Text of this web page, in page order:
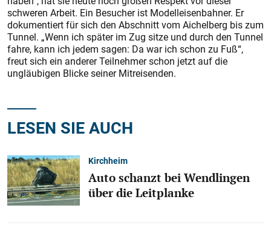
schweren Arbeit. Ein Besucher ist Modelleisenbahner. Er
dokumentiert für sich den Abschnitt vom Aichelberg bis zum
Tunnel. „Wenn ich später im Zug sitze und durch den Tunnel
fahre, kann ich jedem sagen: Da war ich schon zu Fuß“,
freut sich ein anderer Teilnehmer schon jetzt auf die
ungläubigen Blicke seiner Mitreisenden.
LESEN SIE AUCH
Kirchheim
Auto schanzt bei Wendlingen
über die Leitplanke